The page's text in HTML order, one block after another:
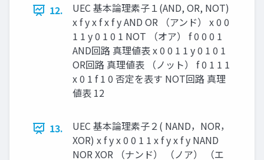
12.
UEC 基本論理素子１(AND, OR, NOT)
x f y x f x f y AND OR （アンド） x 0 0
1 1 y 0 1 0 1 NOT （オア） f 0 0 0 1
AND回路 真理値表 x 0 0 1 1 y 0 1 0 1
OR回路 真理値表 （ノット） f 0 1 1 1
x 0 1 f 1 0 否定を表す NOT回路 真理
値表 12
13.
UEC 基本論理素子２( NAND，NOR，
XOR) x f y x 0 0 1 1 x f y x f y NAND
NOR XOR （ナンド） （ノア） （エ